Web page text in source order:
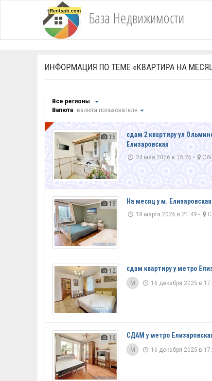
База Недвижимости
ИНФОРМАЦИЯ ПО ТЕМЕ «КВАРТИРА НА
Все регионы
Валюта
валюта пользователя
16
сдам 2 квартиру ул
Елизаровская
24 мая 2026 в 15:26 -
16 На месяц у м.
18 марта 2026 в 21:49 -
12 сдам квартиру у метро
M 16 декабря 2025 в
16 СДАМ у метро
M 16 декабря 2025 в